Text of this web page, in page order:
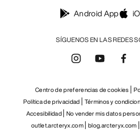
SÍGUENOS EN LAS REDES
Android App
Centro de preferencias de cookies
Política de privacidad Términos y
Accesibilidad No vender mis datos
outlet.arcteryx.com blog.arcteryx.com